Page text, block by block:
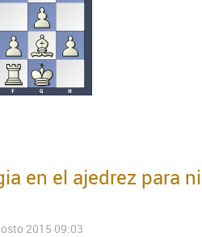
en el ajedrez para
2015 09:03